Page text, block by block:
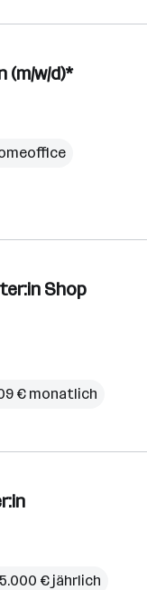
(m/w/d)*
Shop
€ monatlich
€ jährlich